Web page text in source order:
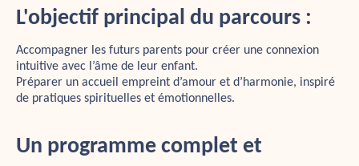
L'objectif principal du parcours :
Accompagner les futurs parents pour créer une connexion
intuitive avec l’âme de leur enfant.
Préparer un accueil empreint d’amour et d’harmonie, inspiré
de pratiques spirituelles et émotionnelles.
Un programme complet et